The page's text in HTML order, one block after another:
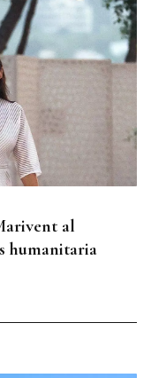
al
humanitaria